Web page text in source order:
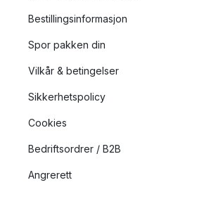
Bestillingsinformasjon
Spor pakken din
Vilkår & betingelser
Sikkerhetspolicy
Cookies
Bedriftsordrer / B2B
Angrerett